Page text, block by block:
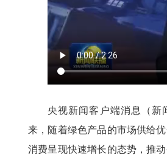
央视新闻客户端消息
（
来，随着绿色产品的市场供给
消费呈现快速增长的态势，推